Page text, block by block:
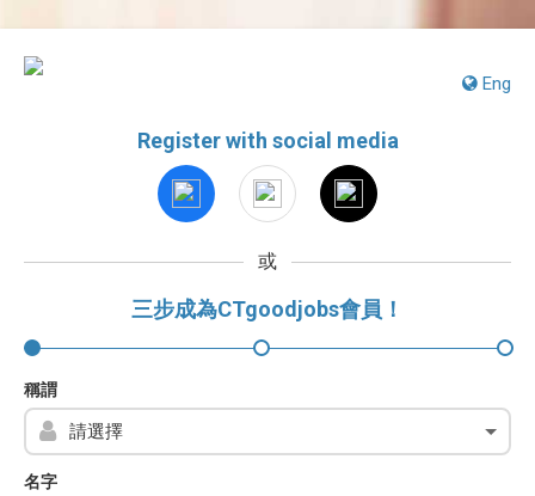
Eng
Register with social media
或
三步成為CTgoodjobs會員！
稱謂
名字